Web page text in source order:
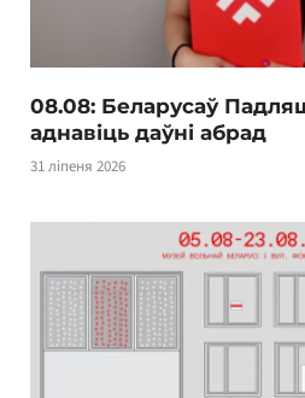
08.08: Беларусаў
аднавіць даўні абрад
31 ліпеня 2026